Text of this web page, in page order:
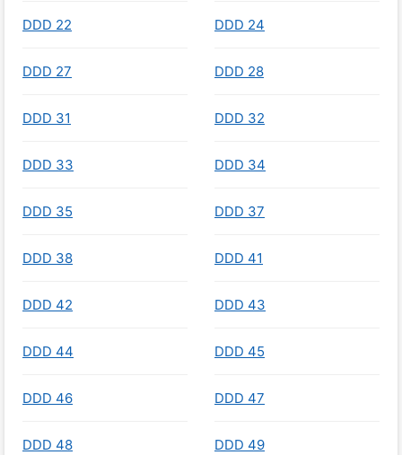
DDD 22 DDD 24
DDD 27 DDD 28
DDD 31 DDD 32
DDD 33 DDD 34
DDD 35 DDD 37
DDD 38 DDD 41
DDD 42 DDD 43
DDD 44 DDD 45
DDD 46 DDD 47
DDD 48 DDD 49